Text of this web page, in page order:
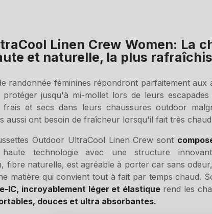
Linen Crew Women: La
et naturelle, la plus
randonnée féminines répondront parfaitement aux
protéger jusqu'à mi-mollet lors de leurs
frais et secs dans leurs chaussures outdoor
aussi ont besoin de fraîcheur lorsqu'il fait très
Outdoor UltraCool Linen Crew sont
technologie
avec une structure
fibre naturelle, est agréable à porter car sans
matière qui convient tout à fait par temps chaud.
IC, incroyablement léger et élastique rend les
douces et ultra absorbantes.